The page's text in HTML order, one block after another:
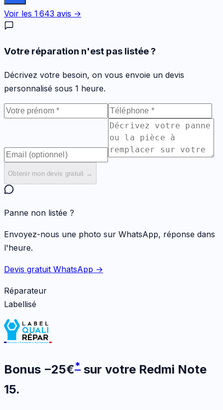
Voir les 1 643 avis →
Votre réparation n'est pas listée ?
Décrivez votre besoin, on vous envoie un devis
personnalisé sous 1 heure.
Obtenir mon devis gratuit →
Panne non listée ?
Envoyez-nous une photo sur WhatsApp, réponse dans
l'heure.
Devis gratuit WhatsApp →
Réparateur
Labellisé
Bonus −25€* sur votre Redmi Note
15.